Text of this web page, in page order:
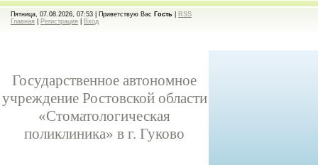
Пятница, 07.08.2026, 07:53 | Приветствую Вас Гость
RSS
Главная
Регистрация Вход
Государственное автономное
учреждение Ростовской области
«Стоматологическая
поликлиника» в г. Гуково